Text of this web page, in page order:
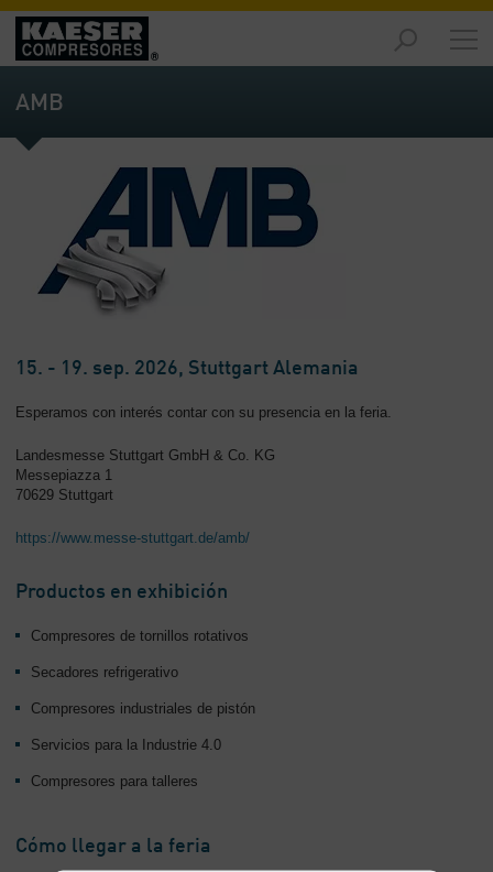
Productos
y
soluciones
-
Servicios
Contenido
Recursos
comprimido
Contenido
Conozca
Kaeser
-
Contenido
AMB
15. - 19. sep. 2026, Stuttgart Alemania
Esperamos con interés contar con su presencia en la feria.
Landesmesse Stuttgart GmbH & Co. KG
Messepiazza 1
70629 Stuttgart
https://www.messe-stuttgart.de/amb/
Productos en exhibición
Compresores de tornillos rotativos
Secadores refrigerativo
Compresores industriales de pistón
Servicios para la Industrie 4.0
Compresores para talleres
Cómo llegar a la feria